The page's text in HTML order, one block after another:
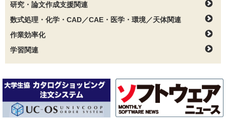
研究・論文作成支援関連
数式処理・化学・CAD／CAE・医学・環境／天体関連
作業効率化
学習関連